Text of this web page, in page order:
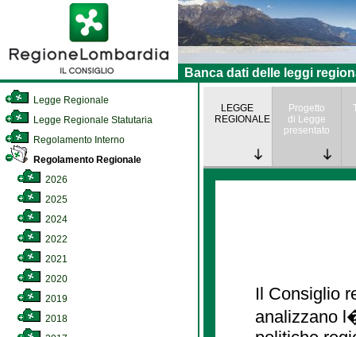
Banca dati delle leggi
Legge Regionale
Legge Regionale Statutaria
Regolamento Interno
Regolamento Regionale
2026
2025
2024
2022
2021
2020
2019
2018
LEGGE
REGIONALE
Progetto
di Legge
presentato
Il Consiglio
analizzano